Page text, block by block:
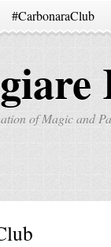
#CarbonaraClub
of Magic and